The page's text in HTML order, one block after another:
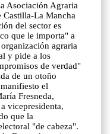
Asociación Agraria
Castilla-La Mancha
del sector es
que le importa" a
agraria
y pide a los
de verdad"
de un otoño
el
Fresneda,
vicepresidenta,
que la
"de cabeza".